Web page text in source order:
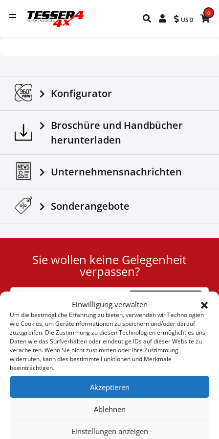
Einwilligung verwalten
Um die bestmögliche Erfahrung zu bieten, verwenden wir Technologien
wie Cookies, um Geräteinformationen zu speichern und/oder darauf
zuzugreifen. Die Zustimmung zu diesen Technologien ermöglicht es uns,
Daten wie das Surfverhalten oder eindeutige IDs auf dieser Website zu
verarbeiten. Wenn Sie nicht zustimmen oder Ihre Zustimmung
widerrufen, kann dies bestimmte Funktionen und Merkmale
beeinträchtigen.
Akzeptieren
Ablehnen
Einstellungen anzeigen
USD
0
Konfigurator
Broschüre und Handbücher
herunterladen
Unternehmensnachrichten
Sonderangebote
Cookie
Sie wollen keine Gelegenheit
verpassen?
Abonnieren
(+30) 6947901533
(+30) 2105542813